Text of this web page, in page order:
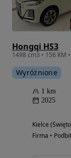
Hongqi HS3
Wyróżnione
1 km
2025
Kielce
Firma •